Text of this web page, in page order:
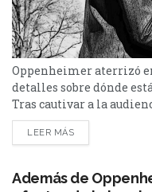
Oppenheimer aterrizó
detalles sobre dónde
Tras cautivar a la
más de seis meses, la
del director
película, Mejor actor
de reparto...
LEER MÁS
Además de